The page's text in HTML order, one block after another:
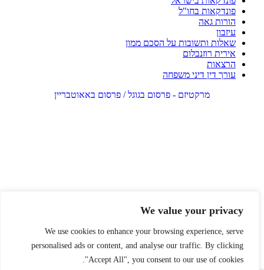
We value your privacy
We use cookies to enhance your browsing experience, serve
personalised ads or content, and analyse our traffic. By clicking
"Accept All", you consent to our use of cookies.
פונדקאות בחו"ל
הורות גאה
עיזבון
שאלות ותשובות על הסכם ממון
אירית רוזנבלום
הרצאות
עורך דין דיני משפחה
מרקטיזם - פרסום בגוגל / פרסום באאוטבריין